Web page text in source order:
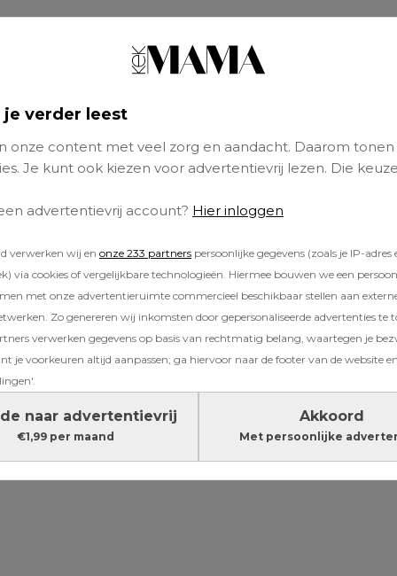
je verder leest
onze content met veel zorg en aandacht. Daarom
Je kunt ook kiezen voor advertentievrij lezen. Die
advertentievrij account? Hier inloggen
verwerken wij en onze 233 partners persoonlijke gegevens (zoals je IP-adres
via cookies of vergelijkbare technologieën. Hiermee bouwen we een
met onze advertentieruimte commercieel beschikbaar stellen aan
Zo genereren wij inkomsten door gepersonaliseerde advertenties te
verwerken gegevens op basis van rechtmatig belang, waartegen je
je voorkeuren altijd aanpassen; ga hiervoor naar de footer van de website
naar advertentievrij
€1,99 per maand
Akkoord
Met persoonlijke
leeftijd?
het fietsen met zijwieltjes helemaal onder
het gaan proberen zonder zijwieltjes. Het
jaar is, de ander waagt pas een eerste
leert een kind rond zijn vijfde jaar
fietsen. Hoelang duurt het voor je kind
dat verschilt per persoon. De één fietst na
problemen weg, bij de ander duurt het
Lees verder onder de advertentie